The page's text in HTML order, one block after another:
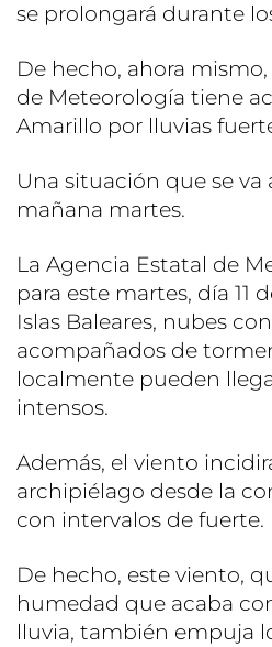
se prolongará durante
De hecho, ahora
de Meteorología tiene
Amarillo por lluvias
Una situación que se
mañana martes.
La Agencia Estatal de
para este martes, día 11
Islas Baleares, nubes
acompañados de
localmente pueden
intensos.
Además, el viento
archipiélago desde la
con intervalos de fuerte.
De hecho, este viento,
humedad que acaba
lluvia, también empuja